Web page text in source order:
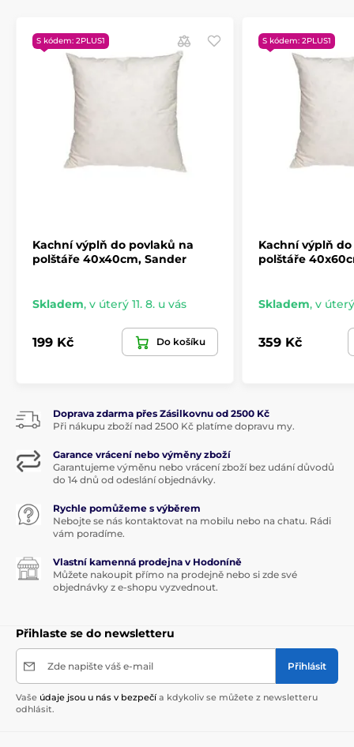
S kódem: 2PLUS1
Kachní výplň do povlaků na
polštáře 40x40cm, Sander
Skladem, v úterý 11. 8. u vás
199 Kč Do košíku
S kódem: 2PLUS1
Kachní výplň
polštáře
Skladem, v úterý
359 Kč
Doprava zdarma přes Zásilkovnu od 2500 Kč
Při nákupu zboží nad 2500 Kč platíme dopravu my.
Garance vrácení nebo výměny zboží
Garantujeme výměnu nebo vrácení zboží bez udání důvodů
do 14 dnů od odeslání objednávky.
Rychle pomůžeme s výběrem
Nebojte se nás kontaktovat na mobilu nebo na chatu. Rádi
vám poradíme.
Vlastní kamenná prodejna v Hodoníně
Můžete nakoupit přímo na prodejně nebo si zde své
objednávky z e-shopu vyzvednout.
Přihlaste se do newsletteru
Zde napište váš e-mail Přihlásit
Vaše údaje jsou u nás v bezpečí a kdykoliv se můžete z newsletteru
odhlásit.